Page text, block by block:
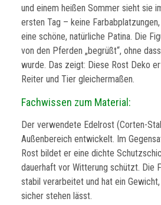
und einem heißen Sommer sieht sie
ersten Tag – keine
eine schöne, natürliche Patina. Die
von den Pferden „begrüßt“, ohne
wurde. Das zeigt: Diese Rost Deko
Reiter und Tier gleichermaßen.
Fachwissen zum Material:
Der verwendete Edelrost (Corten-
Außenbereich entwickelt. Im
Rost bildet er eine dichte
dauerhaft vor Witterung schützt. Die
stabil verarbeitet und hat ein
sicher stehen lässt.